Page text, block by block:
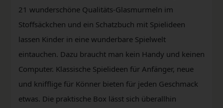
21 wunderschöne Qualitäts-Glasmurmeln im
Stoffsäckchen und ein Schatzbuch mit Spielideen
lassen Kinder in eine wunderbare Spielwelt
eintauchen. Dazu braucht man kein Handy und keinen
Computer. Klassische Spielideen für Anfänger, neue
und knifflige für Könner bieten für jeden Geschmack
etwas. Die praktische Box lässt sich überallhin